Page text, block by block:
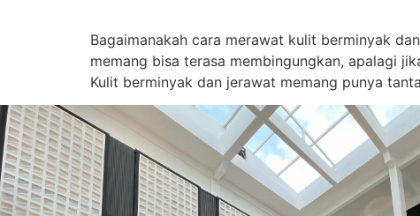
Bagaimanakah cara merawat kulit berminyak
memang bisa terasa membingungkan, apalagi
Kulit berminyak dan jerawat memang punya